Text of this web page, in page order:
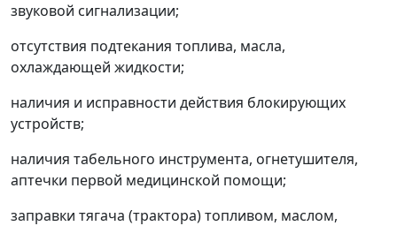
звуковой сигнализации;
отсутствия подтекания топлива, масла,
охлаждающей жидкости;
наличия и исправности действия блокирующих
устройств;
наличия табельного инструмента, огнетушителя,
аптечки первой медицинской помощи;
заправки тягача (трактора) топливом, маслом,